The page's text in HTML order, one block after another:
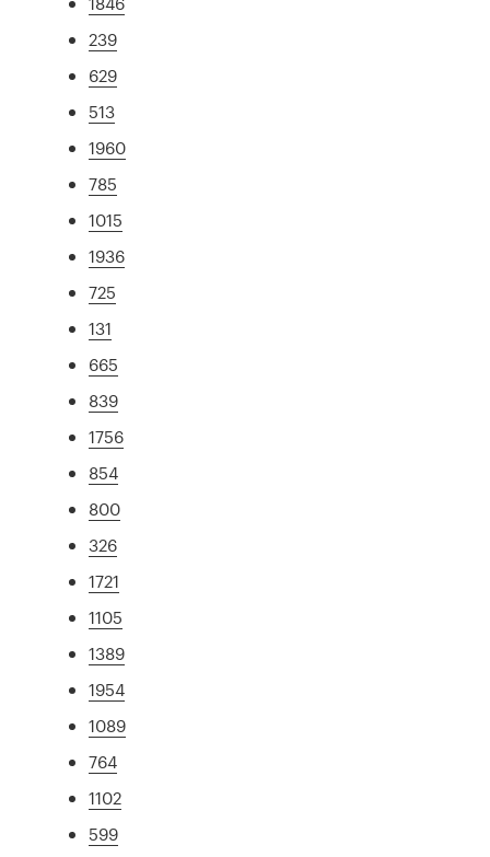
239
629
513
1960
785
1015
1936
725
131
665
839
1756
854
800
326
1721
1105
1389
1954
1089
764
1102
599